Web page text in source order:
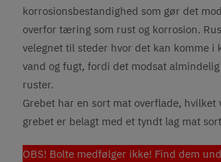
korrosionsbestandighed som gør det
overfor tæring som rust og korrosion.
velegnet til steder hvor det kan komme i
vand og fugt, fordi det modsat
ruster.
Grebet har en sort mat overflade, hvilket
grebet er belagt med et tyndt lag mat
OBS! Bolte medfølger ikke! Find dem